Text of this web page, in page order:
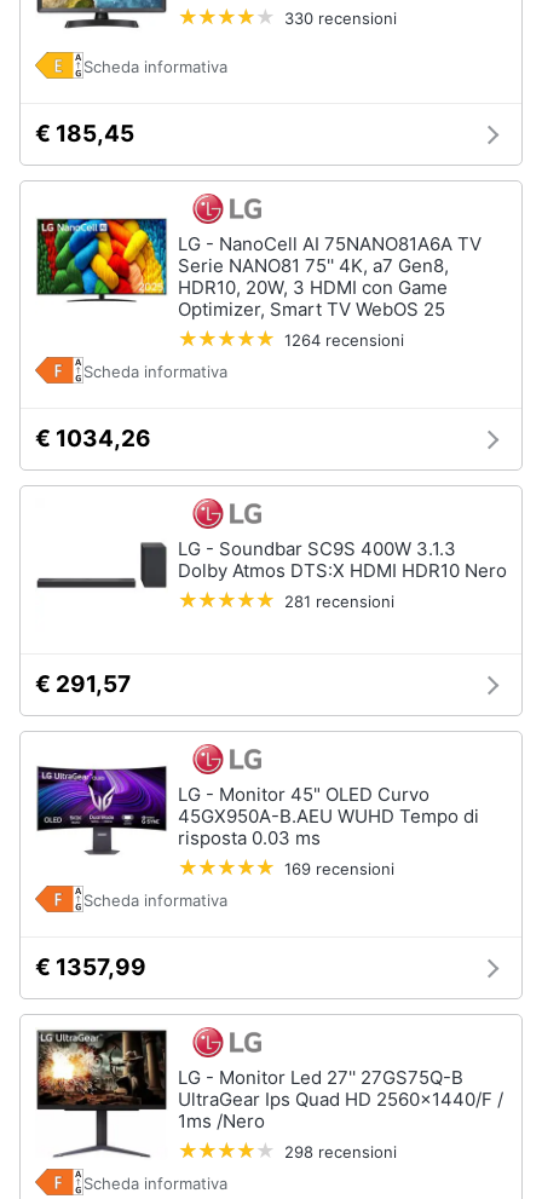
330 recensioni
Scheda informativa
€ 185,45
LG - NanoCell AI 75NANO81A6A TV
Serie NANO81 75'' 4K, a7 Gen8,
HDR10, 20W, 3 HDMI con Game
Optimizer, Smart TV WebOS 25
1264 recensioni
Scheda informativa
€ 1034,26
LG - Soundbar SC9S 400W 3.1.3
Dolby Atmos DTS:X HDMI HDR10 Nero
281 recensioni
€ 291,57
LG - Monitor 45" OLED Curvo
45GX950A-B.AEU WUHD Tempo di
risposta 0.03 ms
169 recensioni
Scheda informativa
€ 1357,99
LG - Monitor Led 27'' 27GS75Q-B
UltraGear Ips Quad HD 2560x1440/F /
1ms /Nero
298 recensioni
Scheda informativa